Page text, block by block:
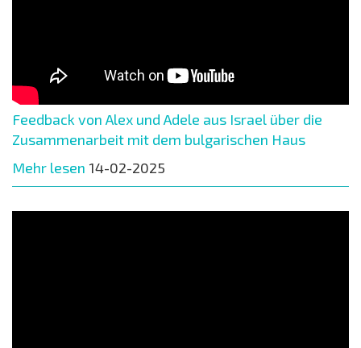
Feedback von Alex und Adele aus Israel über die
Zusammenarbeit mit dem bulgarischen Haus
Mehr lesen 14-02-2025